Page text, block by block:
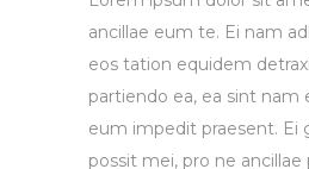
ancillae eum te. Ei nam
eos tation equidem
partiendo ea, ea sint nam
eum impedit praesent. Ei
possit mei, pro ne